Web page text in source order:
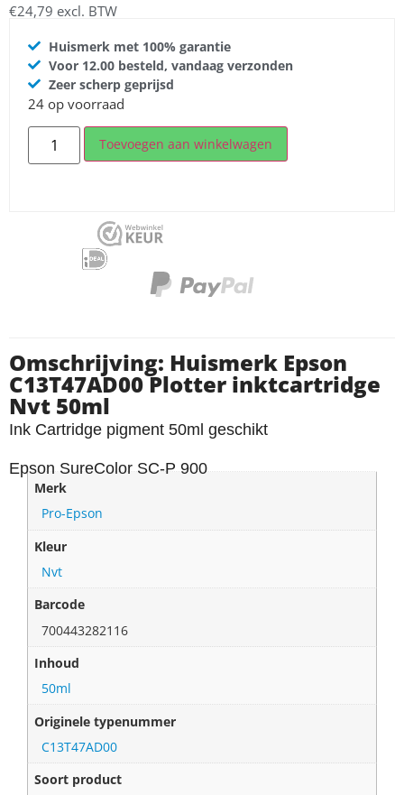
€24,79 excl. BTW
Huismerk met 100% garantie
Voor 12.00 besteld, vandaag verzonden
Zeer scherp geprijsd
24 op voorraad
Toevoegen aan winkelwagen
Omschrijving: Huismerk Epson
C13T47AD00 Plotter inktcartridge
Nvt 50ml
Ink Cartridge pigment 50ml geschikt
Epson SureColor SC-P 900
Merk
Pro-Epson
Kleur
Nvt
Barcode
700443282116
Inhoud
50ml
Originele typenummer
C13T47AD00
Soort product